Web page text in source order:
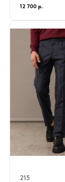
12 700 р.
215